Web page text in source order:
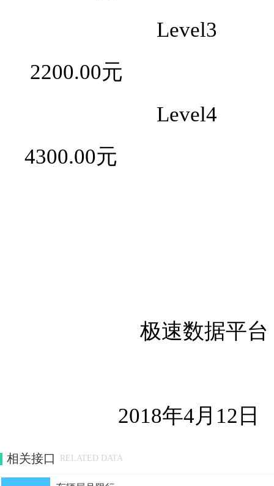
Level3
2200.00元
Level4
4300.00元
极速数据平台
2018年4月12日
相关接口 RELATED DATA